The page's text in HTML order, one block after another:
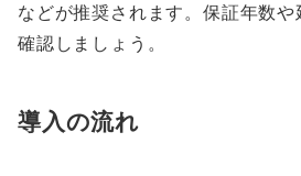
などが推奨されます。保証年数
確認しましょう。
導入の流れ